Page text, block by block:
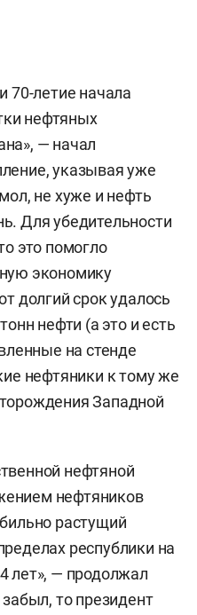
70-летие начала
нефтяных
— начал
указывая уже
не хуже и нефть
Для убедительности
это помогло
экономику
долгий срок удалось
нефти (а это и есть
на стенде
нефтяники к тому же
Западной
нефтяной
нефтяников
растущий
республики на
лет», — продолжал
то президент